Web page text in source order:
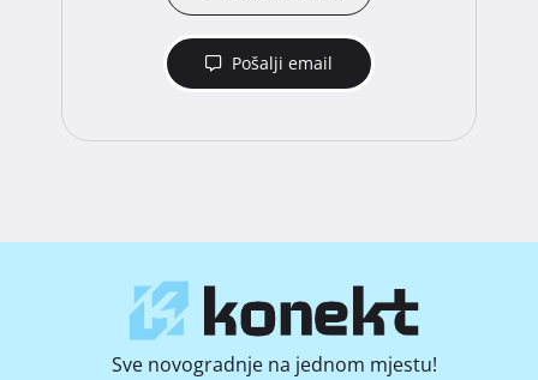
Pošalji email
Sve novogradnje na jednom mjestu!